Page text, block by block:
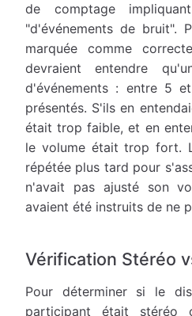
de comptage
"d'événements de bruit".
marquée comme
devraient entendre
d'événements : entre 5
présentés. S'ils en
était trop faible, et en
le volume était trop fort.
répétée plus tard pour
n'avait pas ajusté son
avaient été instruits de ne
Vérification Stéréo
Pour déterminer si le
participant était